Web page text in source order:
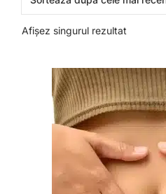
Afișez singurul rezultat